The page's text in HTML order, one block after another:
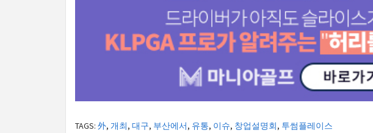
TAGS: 外, 개최, 대구, 부산에서, 유통, 이슈, 창업설명회, 투썸플레이스